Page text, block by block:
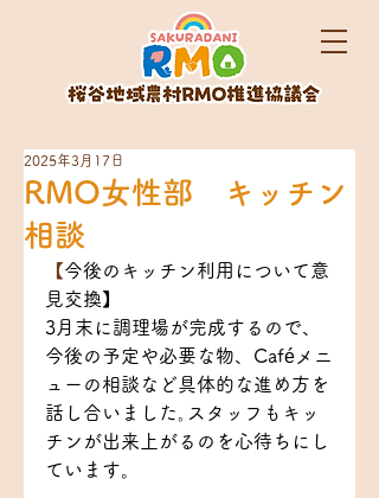
RMO女性部 キッチン
相談
2025年3月17日
【今後のキッチン利用について意
見交換】
3月末に調理場が完成するので、
今後の予定や必要な物、Caféメニ
ューの相談など具体的な進め方を
話し合いました｡スタッフもキッ
チンが出来上がるのを心待ちにし
ています。